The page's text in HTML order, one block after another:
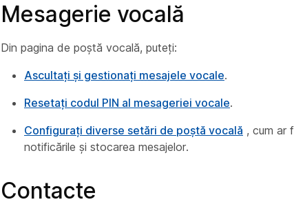
Mesagerie vocală
Din pagina de poștă vocală, puteți:
Ascultați și gestionați mesajele vocale.
Resetați codul PIN al mesageriei vocale.
Configurați diverse setări de poștă vocală , cum ar
notificările și stocarea mesajelor.
Contacte